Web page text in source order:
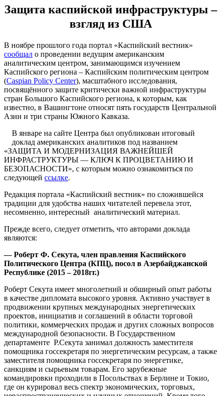
Защита каспийской инфраструктуры –
взгляд из США
В ноябре прошлого года портал «Каспийский вестник»
сообщал о проведении ведущим американским
аналитическим центром, занимающимся изучением
Каспийского региона – Каспийским политическим центром
(Caspian Policy Center), масштабного исследования,
посвящённого защите критически важной инфраструктуры
стран Большого Каспийского региона, к которым, как
известно, в Вашингтоне относят пять государств Центральной
Азии и три страны Южного Кавказа.
В январе на сайте Центра был опубликован итоговый
доклад американских аналитиков под названием
«ЗАЩИТА И МОДЕРНИЗАЦИЯ ВАЖНЕЙШЕЙ
ИНФРАСТРУКТУРЫ — КЛЮЧ К ПРОЦВЕТАНИЮ И
БЕЗОПАСНОСТИ», с которым можно ознакомиться по
следующей ссылке.
Редакция портала «Каспийский вестник» по сложившейся
традиции для удобства наших читателей перевела этот,
несомненно, интересный аналитический материал.
Прежде всего, следует отметить, что авторами доклада
являются:
— Роберт Ф. Секута, член правления Каспийского
Политического Центра (КПЦ), посол в Азербайджанской
Республике (2015 – 2018гг.)
Роберт Секута имеет многолетний и обширный опыт работы
в качестве дипломата высокого уровня. Активно участвует в
продвижении крупных международных энергетических
проектов, инициатив и соглашений в области торговой
политики, коммерческих продаж и других сложных вопросов
международной безопасности. В Государственном
департаменте Р.Секута занимал должность заместителя
помощника госсекретаря по энергетическим ресурсам, а также
заместителя помощника госсекретаря по энергетике,
санкциям и сырьевым товарам. Его зарубежные
командировки проходили в Посольствах в Берлине и Токио,
где он курировал весь спектр экономических, торговых,